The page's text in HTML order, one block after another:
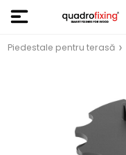
Piedestale pentru terasă